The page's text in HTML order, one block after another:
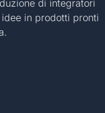
di integratori
in prodotti pronti